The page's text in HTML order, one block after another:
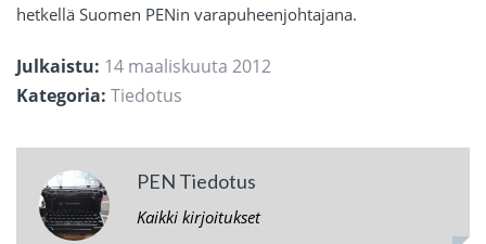
hetkellä Suomen PENin varapuheenjohtajana.
Julkaistu: 14 maaliskuuta 2012
Kategoria: Tiedotus
PEN Tiedotus
Kaikki kirjoitukset